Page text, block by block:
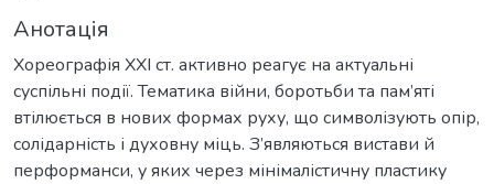
Анотація
Хореографія XXI ст. активно реагує на актуальні
суспільні події. Тематика війни, боротьби та пам’яті
втілюється в нових формах руху, що символізують опір,
солідарність і духовну міць. З’являються вистави й
перформанси, у яких через мінімалістичну пластику